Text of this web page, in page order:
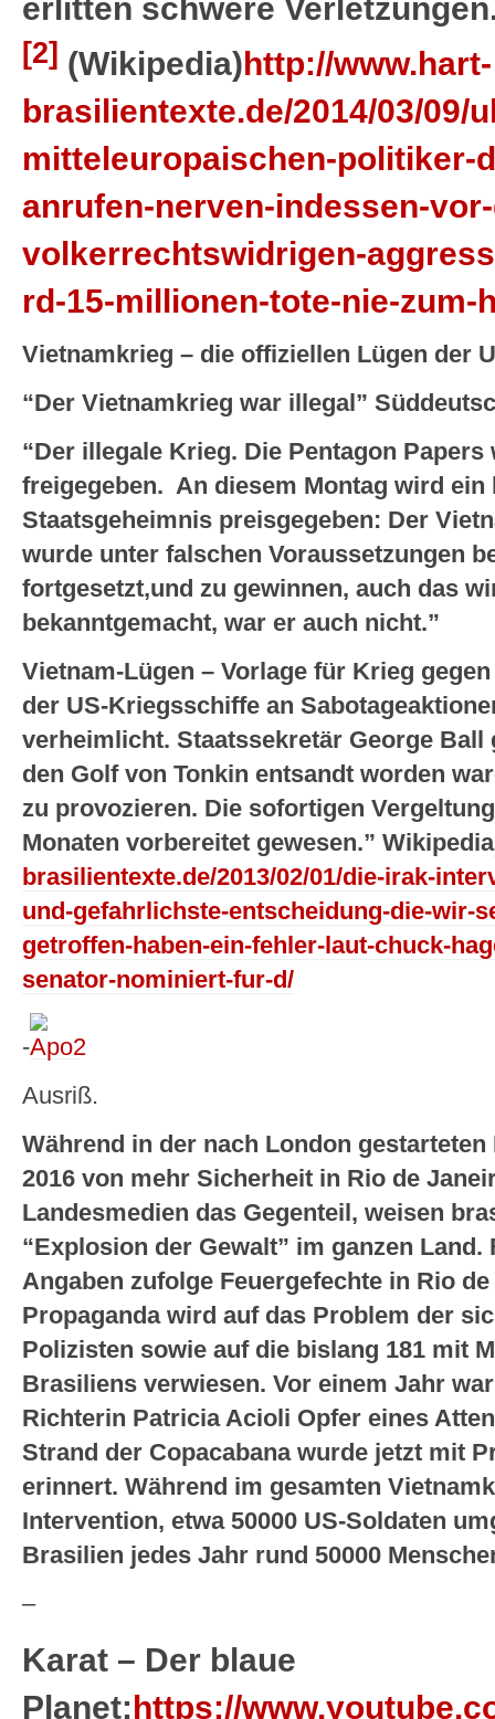
erlitten schwere
[2] (Wikipedia)http://www.hart-
brasilientexte.de/2014/03/09/
mitteleuropaischen-politiker-
anrufen-nerven-indessen-
volkerrechtswidrigen-
rd-15-millionen-tote-nie-zum-
Vietnamkrieg – die offiziellen Lügen der
“Der Vietnamkrieg war illegal”
“Der illegale Krieg. Die Pentagon
freigegeben. An diesem Montag wird
Staatsgeheimnis preisgegeben: Der
wurde unter falschen Voraussetzungen
fortgesetzt,und zu gewinnen, auch das
bekanntgemacht, war er auch nicht.”
Vietnam-Lügen – Vorlage für Krieg
der US-Kriegsschiffe an
verheimlicht. Staatssekretär George Ball
den Golf von Tonkin entsandt worden
zu provozieren. Die sofortigen
Monaten vorbereitet gewesen.” Wikipedia
brasilientexte.de/2013/02/01/die-irak-
und-gefahrlichste-entscheidung-die-wir-
getroffen-haben-ein-fehler-laut-chuck-
senator-nominiert-fur-d/
-
Ausriß.
Während in der nach London
2016 von mehr Sicherheit in Rio de
Landesmedien das Gegenteil, weisen
“Explosion der Gewalt” im ganzen
Angaben zufolge Feuergefechte in Rio
Propaganda wird auf das Problem der
Polizisten sowie auf die bislang 181 mit
Brasiliens verwiesen. Vor einem Jahr
Richterin Patricia Acioli Opfer eines
Strand der Copacabana wurde jetzt mit
erinnert. Während im gesamten
Intervention, etwa 50000 US-Soldaten
Brasilien jedes Jahr rund 50000
–
Karat – Der blaue
Planet: https://